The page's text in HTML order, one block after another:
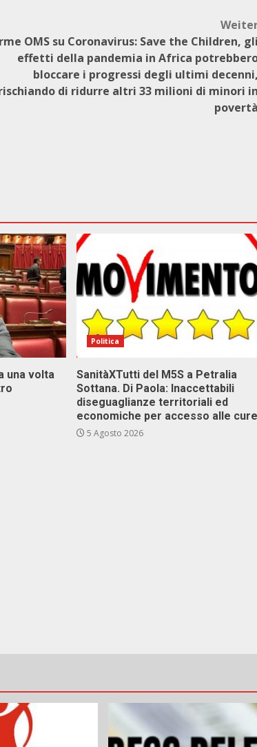
OMS su Coronavirus: Save the Children,
effetti della pandemia in Africa
bloccare i progressi degli ultimi
di ridurre altri 33 milioni di minori
una volta
Politica
SanitàXTutti del M5S a Petralia
Sottana. Di Paola: Inaccettabili
diseguaglianze territoriali ed
economiche per accesso alle cure
5 Agosto 2026